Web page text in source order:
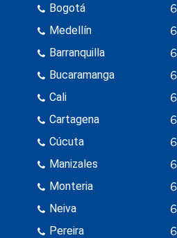
Bogotá
Medellín
Barranquilla
Bucaramanga
Cali
Cartagena
Cúcuta
Manizales
Monteria
Neiva
Pereira